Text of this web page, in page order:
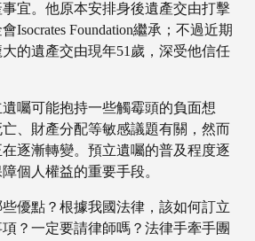
宜。他原本安排身後遺產交由打擊
Isocrates Foundation繼承；不過近期
的遺產交由現年51歲，深受他信任
囑可能抱持一些觸霉頭的負面想
、財產分配等敏感議題有關，然而
逐漸轉變。預立遺囑的普及程度逐
個人權益的重要手段。
優點？根據我國法律，該如何訂立
？一定要請律師嗎？法律手牽手團